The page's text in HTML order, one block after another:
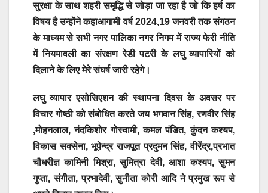
सुरक्षा के साथ शहरी समृद्धि से जोड़ा जा रहा है जो कि हर्ष का
विषय है उन्होंने कहाआगामी वर्ष 2024,19 जनवरी तक संगठन
के माध्यम से सभी नगर पालिका नगर निगम में राज्य फेरी नीति
में नियमावली का संरक्षण रेडी पटरी के लघु व्यापारियों को
दिलाने के लिए मेरे संघर्ष जारी रहेगे।
लघु व्यापार एसोसिएशन की स्थापना दिवस के अवसर पर
विचार गोष्ठी को संबोधित करते जय भगवान सिंह, रणवीर सिंह
,मोहनलाल, नंदकिशोर गोस्वामी, कमल पंडित, कुंदन कश्यप,
विकास सक्सेना, भूपेन्द्र राजपूत प्रदुमन सिंह, वीरेंद्र,प्रभात
चौधरीज्ञ कामिनी मिश्रा, सुमित्रा देवी, आशा कश्यप, सुमन
गुप्ता, संगीता, प्रभादेवी, सुनीता कोरी आदि ने प्रमुख रूप से